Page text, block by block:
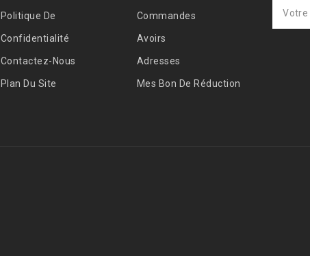
Politique De
Confidentialité
Contactez-Nous
Plan Du Site
Commandes
Avoirs
Adresses
Mes Bon De Réduction